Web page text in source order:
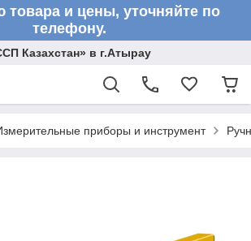
товара и цены, уточняйте по
телефону.
Казахстан» в г.Атырау
приборы и инструмент